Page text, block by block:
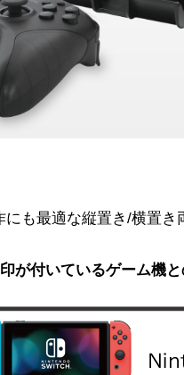
にも最適な縦置き/横置
が付いているゲーム機